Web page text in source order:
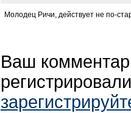
Молодец Ричи, действует не по-
Ваш